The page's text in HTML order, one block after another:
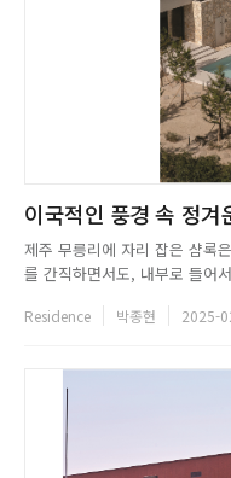
이국적인 풍경 속 정겨
제주 무릉리에 자리 잡은 샴록
를 간직하면서도, 내부로 들어
자극하며, 내부로 발을 들이면
Residence 박종현 2025-